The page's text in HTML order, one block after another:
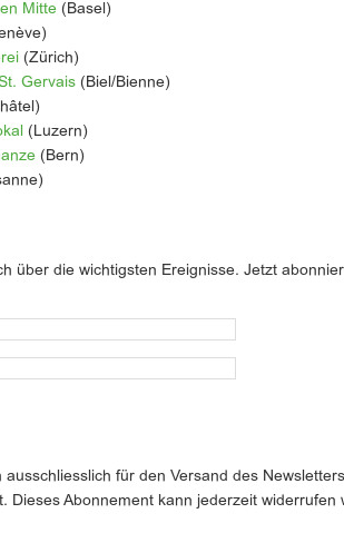
Mitte (Basel)
(Zürich)
Gervais (Biel/Bienne)
(Luzern)
(Bern)
über die wichtigsten Ereignisse. Jetzt
für den Versand des
Dieses Abonnement kann jederzeit widerrufen